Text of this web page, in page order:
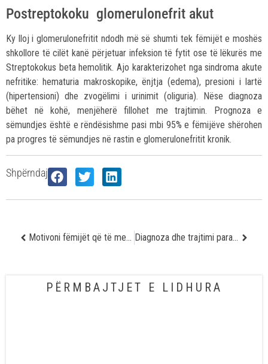
Postreptokoku glomerulonefrit akut
Ky lloj i glomerulonefritit ndodh më së shumti tek fëmijët e moshës
shkollore të cilët kanë përjetuar infeksion të fytit ose të lëkurës me
Streptokokus beta hemolitik. Ajo karakterizohet nga sindroma akute
nefritike: hematuria makroskopike, ënjtja (edema), presioni i lartë
(hipertensioni) dhe zvogëlimi i urinimit (oliguria). Nëse diagnoza
bëhet në kohë, menjëherë fillohet me trajtimin. Prognoza e
sëmundjes është e rëndësishme pasi mbi 95% e fëmijëve shërohen
pa progres të sëmundjes në rastin e glomerulonefritit kronik.
Shpërndaj
Motivoni fëmijët që të merren me aktivitete fizike Diagnoza dhe trajtimi parakanceroz i qafës së mitrës
PËRMBAJTJET E LIDHURA